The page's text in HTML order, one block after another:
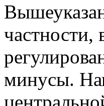
частности,
минусы.